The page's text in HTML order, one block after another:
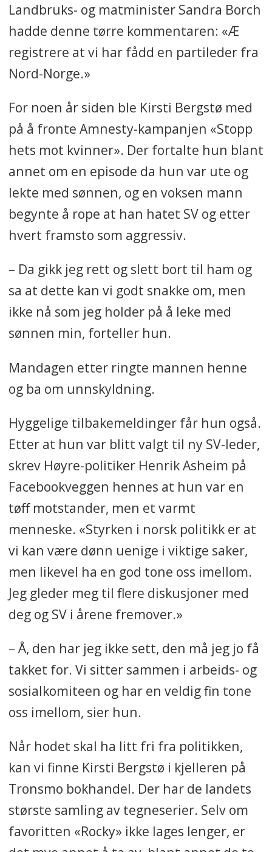
Landbruks- og matminister Sandra Borch
hadde denne tørre kommentaren: «Æ
registrere at vi har fådd en partileder fra
Nord-Norge.»
For noen år siden ble Kirsti Bergstø med
på å fronte Amnesty-kampanjen «Stopp
hets mot kvinner». Der fortalte hun blant
annet om en episode da hun var ute og
lekte med sønnen, og en voksen mann
begynte å rope at han hatet SV og etter
hvert framsto som aggressiv.
– Da gikk jeg rett og slett bort til ham og
sa at dette kan vi godt snakke om, men
ikke nå som jeg holder på å leke med
sønnen min, forteller hun.
Mandagen etter ringte mannen henne
og ba om unnskyldning.
Hyggelige tilbakemeldingerfår hun også.
Etter at hun var blitt valgt til ny SV-leder,
skrev Høyre-politiker Henrik Asheim på
Facebookveggen hennes at hun var en
tøff motstander, men et varmt
menneske. «Styrken i norsk politikk er at
vi kan være dønn uenige i viktige saker,
men likevel ha en god tone oss imellom.
Jeg gleder meg til flere diskusjoner med
deg og SV i årene fremover.»
– Å, den har jeg ikke sett, den må jeg jo få
takket for. Vi sitter sammen i arbeids- og
sosialkomiteen og har en veldig fin tone
oss imellom, sier hun.
Når hodet skal ha litt fri fra politikken,
kan vi finne Kirsti Bergstø i kjelleren på
Tronsmo bokhandel. Der har de landets
største samling av tegneserier. Selv om
favoritten «Rocky» ikke lages lenger, er